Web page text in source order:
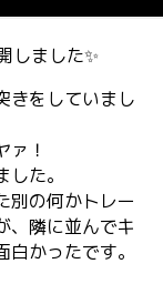
しました✨
きをしていまし
！
た。
別の何かトレー
、隣に並んでキ
かったです。